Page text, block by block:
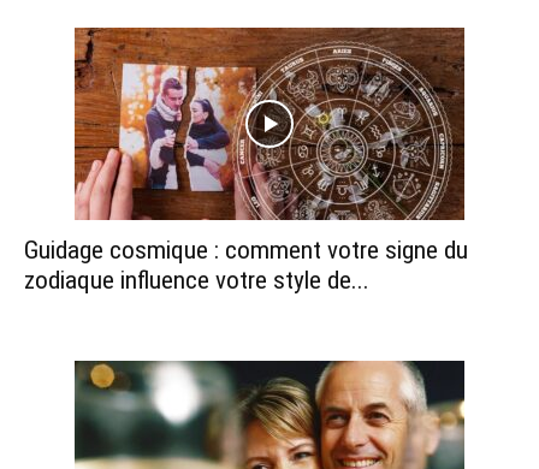
Guidage cosmique : comment votre signe du
zodiaque influence votre style de...